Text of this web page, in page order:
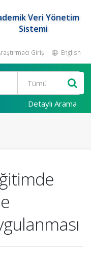
Veri Yönetim
Sistemi
Girişi English
Detaylı Arama